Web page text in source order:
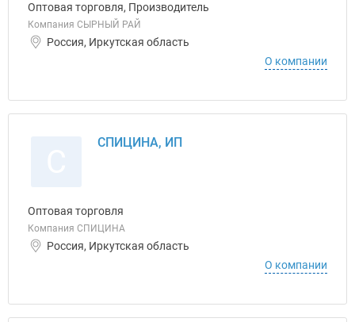
Оптовая торговля, Производитель
Компания СЫРНЫЙ РАЙ
Россия, Иркутская область
О компании
СПИЦИНА, ИП
Оптовая торговля
Компания СПИЦИНА
Россия, Иркутская область
О компании